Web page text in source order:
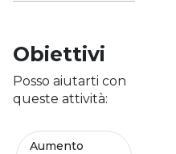
Obiettivi
Posso aiutarti con
queste attività:
Aumento